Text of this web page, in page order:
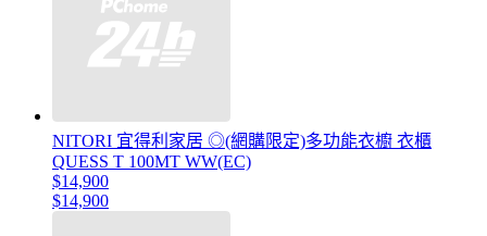
NITORI 宜得利家居 ◎(網購限定)多功能衣櫥 衣櫃
QUESS T 100MT WW(EC)
$14,900
$14,900